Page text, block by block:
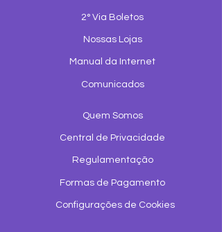
2° Via Boletos
Nossas Lojas
Manual da Internet
Comunicados
Quem Somos
Central de Privacidade
Regulamentação
Formas de Pagamento
Configurações de Cookies